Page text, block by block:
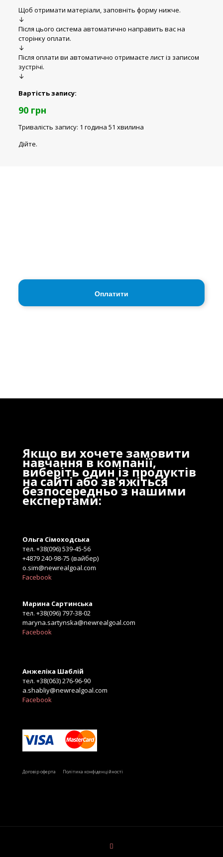
Щоб отримати матеріали, заповніть форму нижче.
↓
Після цього система автоматично направить вас на
сторінку оплати.
↓
Після оплати ви автоматично отримаєте лист із записом
зустрічі.
↓
Вартість запису:
90 грн
Тривалість запису: 1 година 51 хвилина
Дійте.
Оплатити
Якщо ви хочете замовити
навчання в компанії,
виберіть один із продуктів
на сайті або зв'яжіться
безпосередньо з нашими
експертами:
Ольга Сімоходська
тел. +38(096) 539-45-56
+4879 240-98-75 (вайбер)
o.sim@newrealgoal.com
Facebook
Марина Сартинська
тел. +38(096) 797-38-02
maryna.sartynska@newrealgoal.com
Facebook
Анжеліка Шаблій
тел. +38(063) 276-96-90
a.shabliy@newrealgoal.com
Facebook
Договір оферта Політика конфіденційності